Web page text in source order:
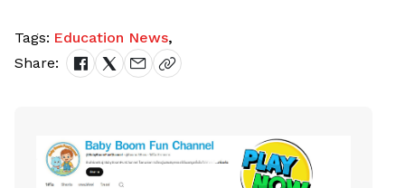
Tags: Education News,
Share: